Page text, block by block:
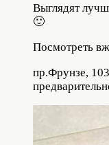
Выглядят
🙂
Посмотреть
пр.Фрунзе,